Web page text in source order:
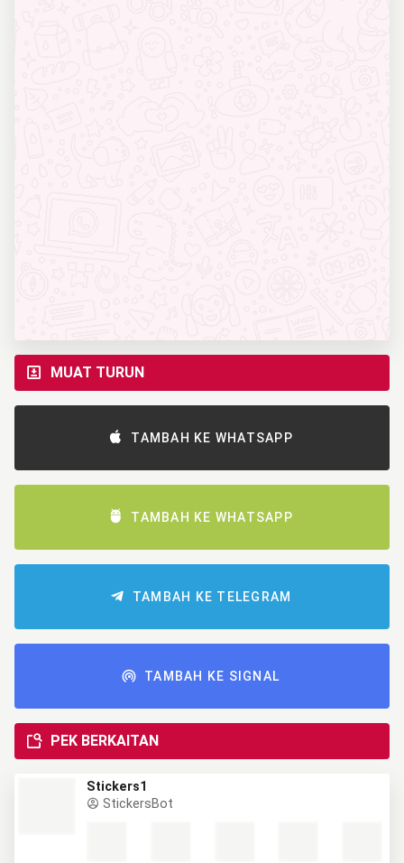
MUAT TURUN
TAMBAH KE WHATSAPP
TAMBAH KE WHATSAPP
TAMBAH KE TELEGRAM
TAMBAH KE SIGNAL
PEK BERKAITAN
Stickers1
StickersBot